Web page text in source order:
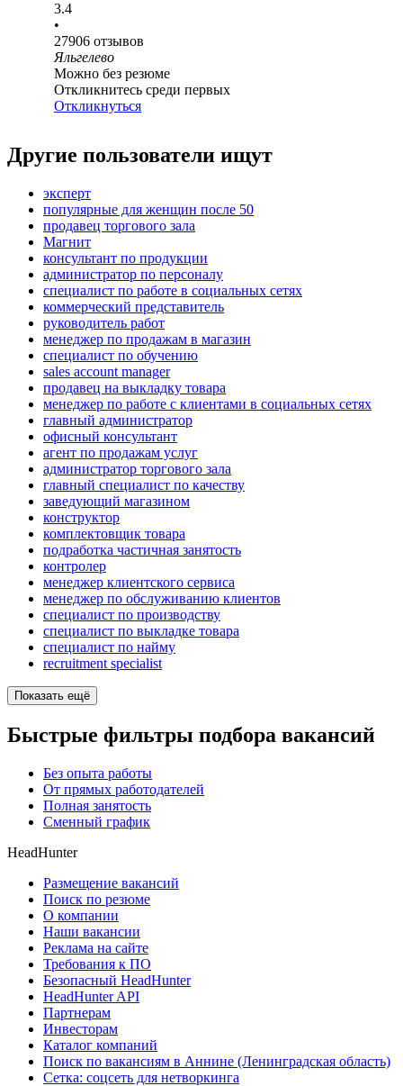
3.4
•
27906 отзывов
Яльгелево
Можно без резюме
Откликнитесь среди первых
Откликнуться
Другие пользователи ищут
эксперт
популярные для женщин после 50
продавец торгового зала
Магнит
консультант по продукции
администратор по персоналу
специалист по работе в социальных сетях
коммерческий представитель
руководитель работ
менеджер по продажам в магазин
специалист по обучению
sales account manager
продавец на выкладку товара
менеджер по работе с клиентами в социальных сетях
главный администратор
офисный консультант
агент по продажам услуг
администратор торгового зала
главный специалист по качеству
заведующий магазином
конструктор
комплектовщик товара
подработка частичная занятость
контролер
менеджер клиентского сервиса
менеджер по обслуживанию клиентов
специалист по производству
специалист по выкладке товара
специалист по найму
recruitment specialist
Показать ещё
Быстрые фильтры подбора вакансий
Без опыта работы
От прямых работодателей
Полная занятость
Сменный график
HeadHunter
Размещение вакансий
Поиск по резюме
О компании
Наши вакансии
Реклама на сайте
Требования к ПО
Безопасный HeadHunter
HeadHunter API
Партнерам
Инвесторам
Каталог компаний
Поиск по вакансиям в Аннине (Ленинградская область)
Сетка: соцсеть для нетворкинга